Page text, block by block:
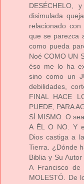
disimulada
relacionado
que se parezca
como pueda
Noé COMO UN
éso me lo ha
sino como un
debilidades,
FINAL HACE
PUEDE, PARA
SÍ MISMO. O
A ÉL O NO. Y
Dios castiga a
Tierra. ¿Dónde
Biblia y Su Autor
A Francisco
MOLESTÓ. De